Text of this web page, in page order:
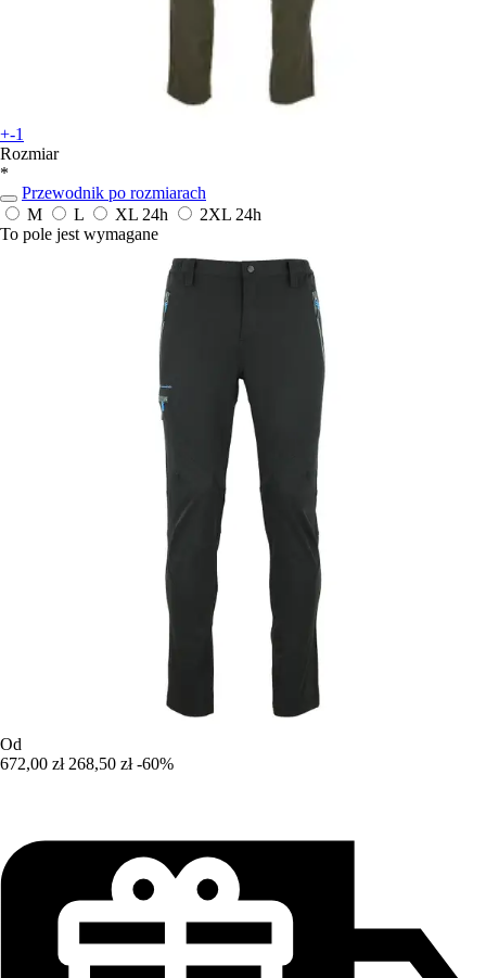
+-1
Rozmiar
*
Przewodnik po rozmiarach
M
L XL 24h 2XL 24h
To pole jest wymagane
Od
672,00 zł 268,50 zł -60%